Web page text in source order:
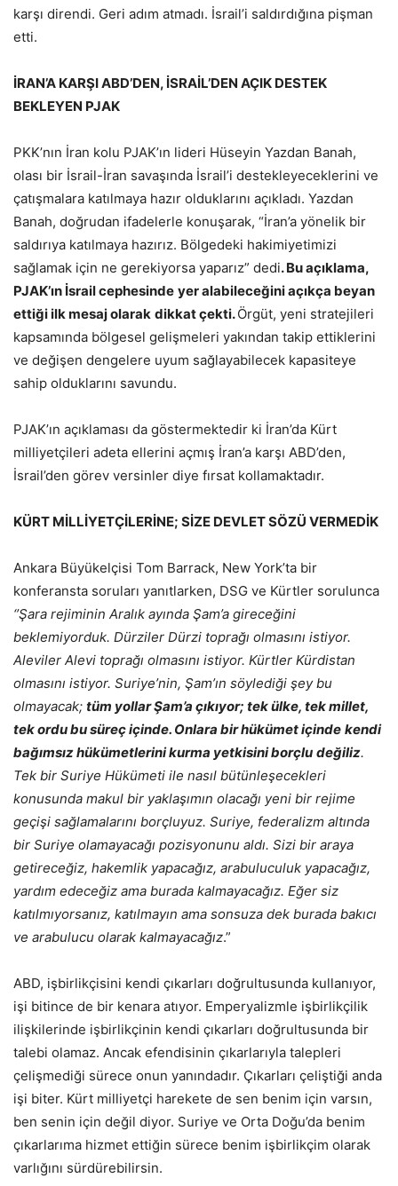
karşı direndi. Geri adım atmadı. İsrail’i saldırdığına pişman
etti.
İRAN’A KARŞI ABD’DEN, İSRAİL’DEN AÇIK DESTEK
BEKLEYEN PJAK
PKK’nın İran kolu PJAK’ın lideri Hüseyin Yazdan Banah,
olası bir İsrail-İran savaşında İsrail’i destekleyeceklerini ve
çatışmalara katılmaya hazır olduklarını açıkladı. Yazdan
Banah, doğrudan ifadelerle konuşarak, “İran’a yönelik bir
saldırıya katılmaya hazırız. Bölgedeki hakimiyetimizi
sağlamak için ne gerekiyorsa yaparız” dedi. Bu açıklama,
PJAK’ın İsrail cephesinde yer alabileceğini açıkça beyan
ettiği ilk mesaj olarak dikkat çekti.Örgüt, yeni stratejileri
kapsamında bölgesel gelişmeleri yakından takip ettiklerini
ve değişen dengelere uyum sağlayabilecek kapasiteye
sahip olduklarını savundu.
PJAK’ın açıklaması da göstermektedir ki İran’da Kürt
milliyetçileri adeta ellerini açmış İran’a karşı ABD’den,
İsrail’den görev versinler diye fırsat kollamaktadır.
KÜRT MİLLİYETÇİLERİNE; SİZE DEVLET SÖZÜ VERMEDİK
Ankara Büyükelçisi Tom Barrack, New York’ta bir
konferansta soruları yanıtlarken, DSG ve Kürtler sorulunca
‘’Şara rejiminin Aralık ayında Şam’a gireceğini
beklemiyorduk. Dürziler Dürzi toprağı olmasını istiyor.
Aleviler Alevi toprağı olmasını istiyor. Kürtler Kürdistan
olmasını istiyor. Suriye’nin, Şam’ın söylediği şey bu
olmayacak; tüm yollar Şam’a çıkıyor; tek ülke, tek millet,
tek ordu bu süreç içinde. Onlara bir hükümet içinde kendi
bağımsız hükümetlerini kurma yetkisini borçlu değiliz.
Tek bir Suriye Hükümeti ile nasıl bütünleşecekleri
konusunda makul bir yaklaşımın olacağı yeni bir rejime
geçişi sağlamalarını borçluyuz. Suriye, federalizm altında
bir Suriye olamayacağı pozisyonunu aldı. Sizi bir araya
getireceğiz, hakemlik yapacağız, arabuluculuk yapacağız,
yardım edeceğiz ama burada kalmayacağız. Eğer siz
katılmıyorsanız, katılmayın ama sonsuza dek burada bakıcı
ve arabulucu olarak kalmayacağız.”
ABD, işbirlikçisini kendi çıkarları doğrultusunda kullanıyor,
işi bitince de bir kenara atıyor. Emperyalizmle işbirlikçilik
ilişkilerinde işbirlikçinin kendi çıkarları doğrultusunda bir
talebi olamaz. Ancak efendisinin çıkarlarıyla talepleri
çelişmediği sürece onun yanındadır. Çıkarları çeliştiği anda
işi biter. Kürt milliyetçi harekete de sen benim için varsın,
ben senin için değil diyor. Suriye ve Orta Doğu’da benim
çıkarlarıma hizmet ettiğin sürece benim işbirlikçim olarak
varlığını sürdürebilirsin.